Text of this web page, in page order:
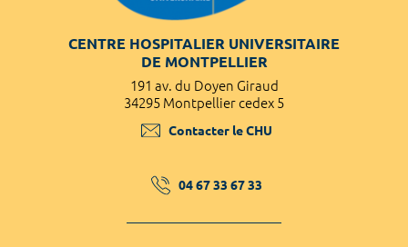
CENTRE HOSPITALIER UNIVERSITAIRE
DE MONTPELLIER
191 av. du Doyen Giraud
34295 Montpellier cedex 5
Contacter le CHU
04 67 33 67 33